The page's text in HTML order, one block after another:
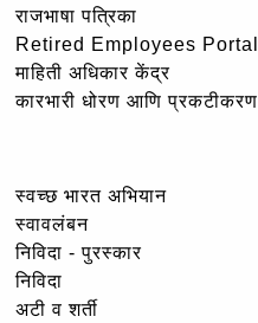
राजभाषा पत्रिका
Retired Employees Portal
माहिती अधिकार केंद्र
कारभारी धोरण आणि प्रकटीकरण
स्वच्छ भारत अभियान
स्वावलंबन
निविदा - पुरस्कार
निविदा
अटी व शर्ती